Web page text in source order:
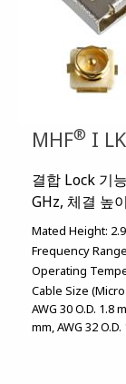
MHF® I LK
결합 Lock 기
GHz, 체결 높
Mated Height:
Frequency
Operating
Cable Size
AWG 30 O.D. 1.8
mm AWG 32